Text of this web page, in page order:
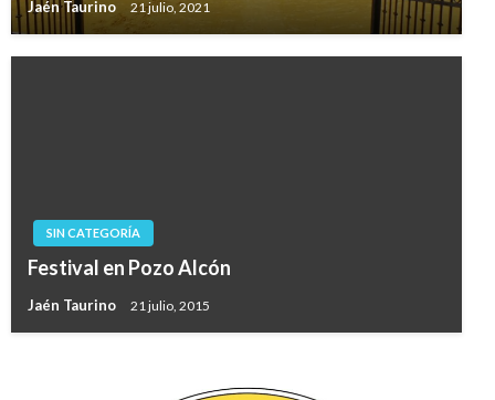
Jaén Taurino 21 julio, 2021
SIN CATEGORÍA
Festival en Pozo Alcón
Jaén Taurino 21 julio, 2015